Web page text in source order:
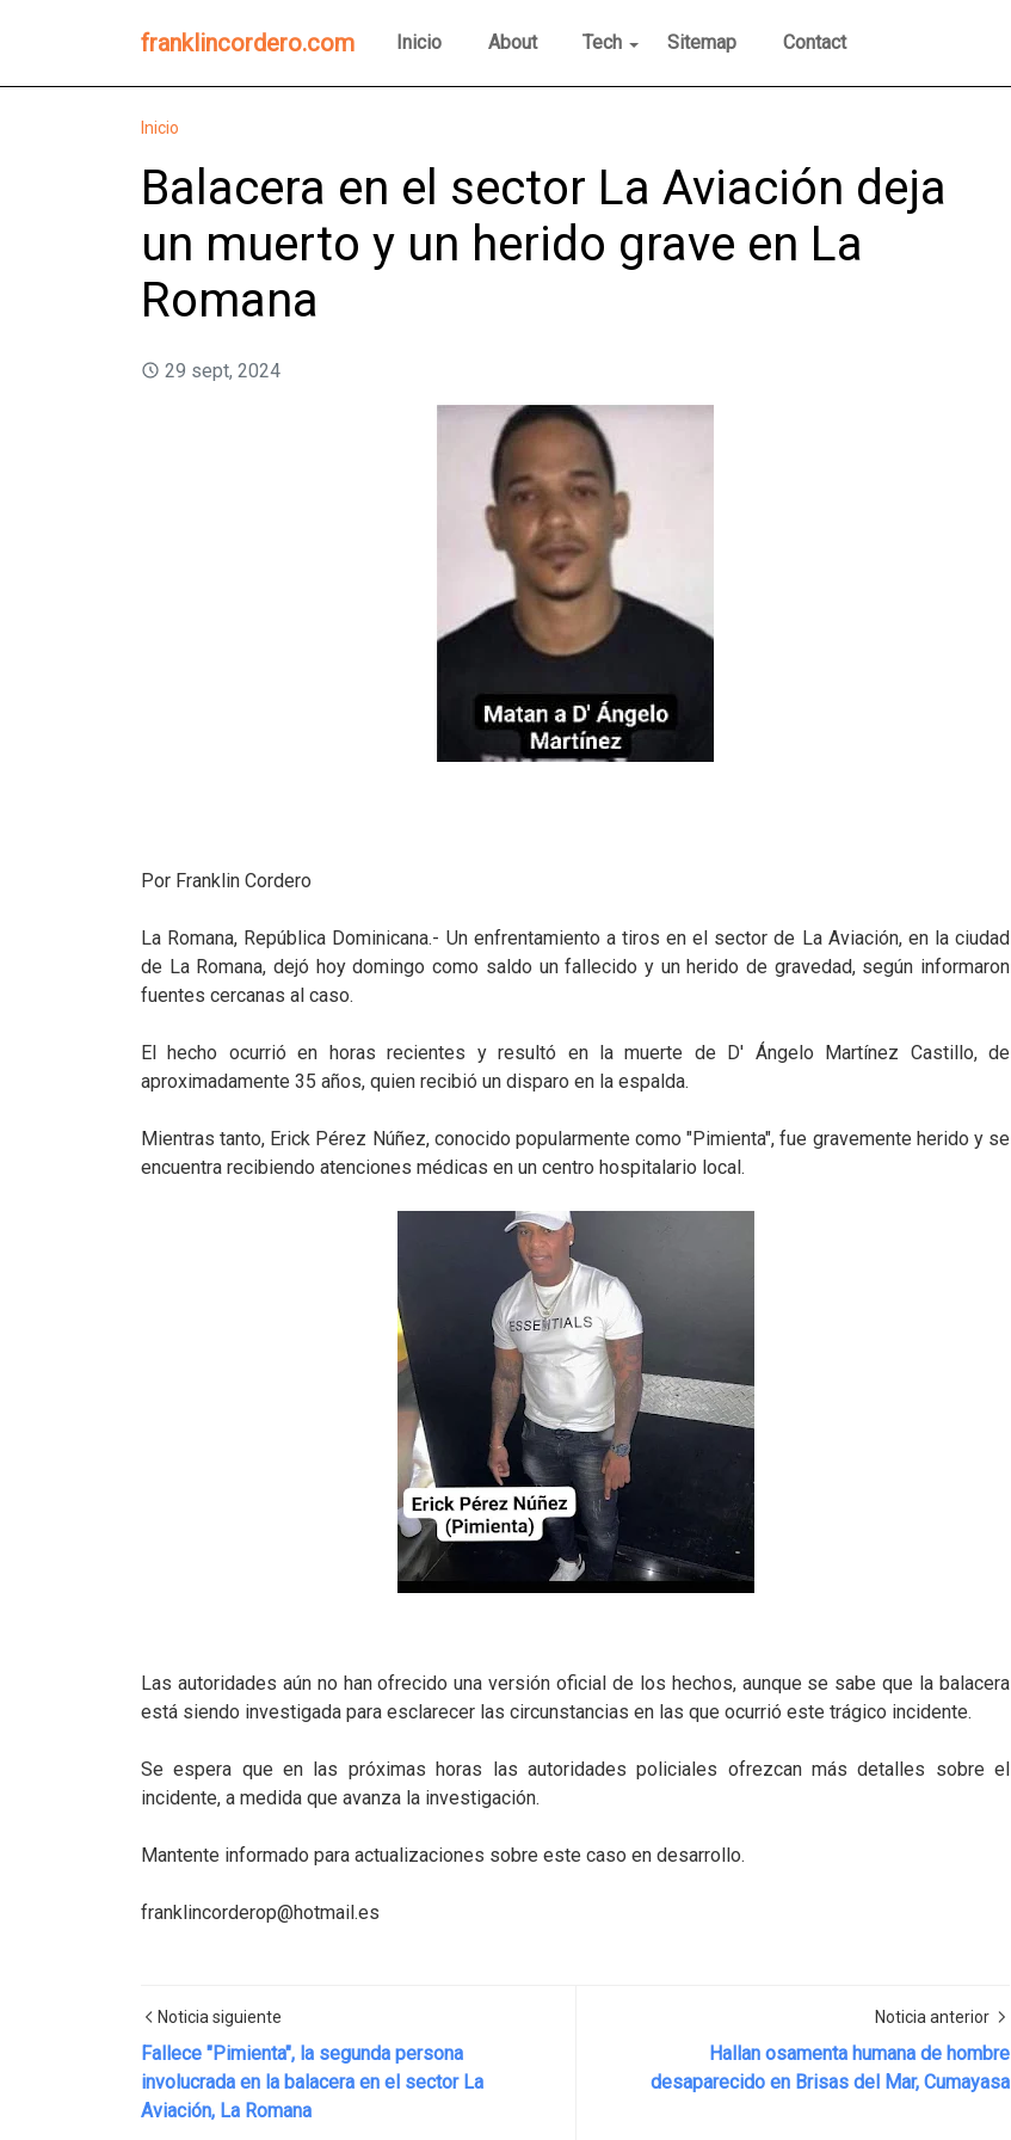
franklincordero.com Inicio About Tech Sitemap Contact
Inicio
Balacera en el sector La Aviación deja
un muerto y un herido grave en La
Romana
29 sept, 2024
Por Franklin Cordero
La Romana, República Dominicana.- Un enfrentamiento a tiros en el sector de La Aviación, en la ciudad
de La Romana, dejó hoy domingo como saldo un fallecido y un herido de gravedad, según informaron
fuentes cercanas al caso.
El hecho ocurrió en horas recientes y resultó en la muerte de D' Ángelo Martínez Castillo, de
aproximadamente 35 años, quien recibió un disparo en la espalda.
Mientras tanto, Erick Pérez Núñez, conocido popularmente como "Pimienta", fue gravemente herido y se
encuentra recibiendo atenciones médicas en un centro hospitalario local.
Las autoridades aún no han ofrecido una versión oficial de los hechos, aunque se sabe que la balacera
está siendo investigada para esclarecer las circunstancias en las que ocurrió este trágico incidente.
Se espera que en las próximas horas las autoridades policiales ofrezcan más detalles sobre el
incidente, a medida que avanza la investigación.
Mantente informado para actualizaciones sobre este caso en desarrollo.
franklincorderop@hotmail.es
Noticia siguiente
Fallece "Pimienta", la segunda persona
involucrada en la balacera en el sector La
Aviación, La Romana
Noticia anterior
Hallan osamenta humana de hombre
desaparecido en Brisas del Mar, Cumayasa